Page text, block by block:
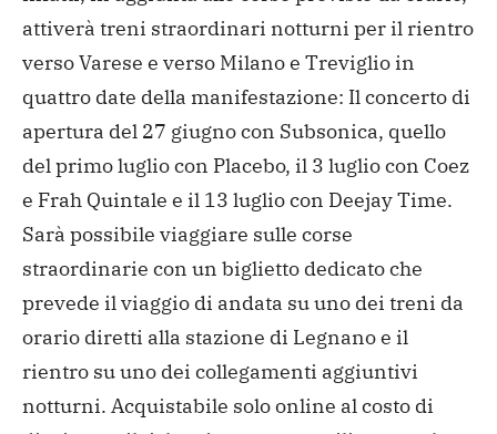
attiverà treni straordinari notturni per il rientro
verso Varese e verso Milano e Treviglio in
quattro date della manifestazione: Il concerto di
apertura del 27 giugno con Subsonica, quello
del primo luglio con Placebo, il 3 luglio con Coez
e Frah Quintale e il 13 luglio con Deejay Time.
Sarà possibile viaggiare sulle corse
straordinarie con un biglietto dedicato che
prevede il viaggio di andata su uno dei treni da
orario diretti alla stazione di Legnano e il
rientro su uno dei collegamenti aggiuntivi
notturni. Acquistabile solo online al costo di